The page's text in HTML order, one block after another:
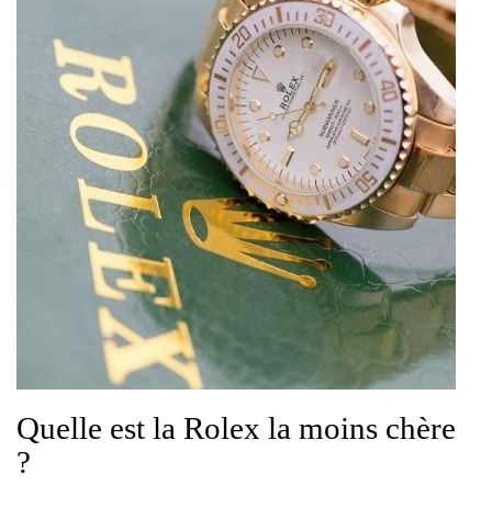
Quelle est la Rolex la moins chère
?